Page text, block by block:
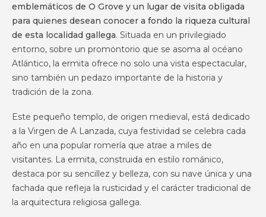
emblemáticos de O Grove y un lugar de visita obligada
para quienes desean conocer a fondo la riqueza cultural
de esta localidad gallega. Situada en un privilegiado
entorno, sobre un promontorio que se asoma al océano
Atlántico, la ermita ofrece no solo una vista espectacular,
sino también un pedazo importante de la historia y
tradición de la zona.
Este pequeño templo, de origen medieval, está dedicado
a la Virgen de A Lanzada, cuya festividad se celebra cada
año en una popular romería que atrae a miles de
visitantes. La ermita, construida en estilo románico,
destaca por su sencillez y belleza, con su nave única y una
fachada que refleja la rusticidad y el carácter tradicional de
la arquitectura religiosa gallega.